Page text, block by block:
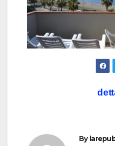
By